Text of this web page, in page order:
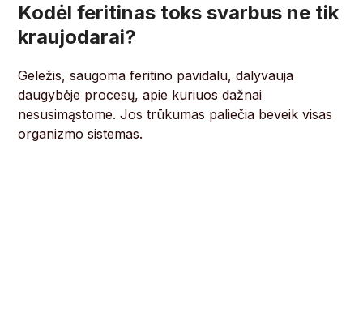
Kodėl feritinas toks svarbus ne tik
kraujodarai?
Geležis, saugoma feritino pavidalu, dalyvauja
daugybėje procesų, apie kuriuos dažnai
nesusimąstome. Jos trūkumas paliečia beveik visas
organizmo sistemas.